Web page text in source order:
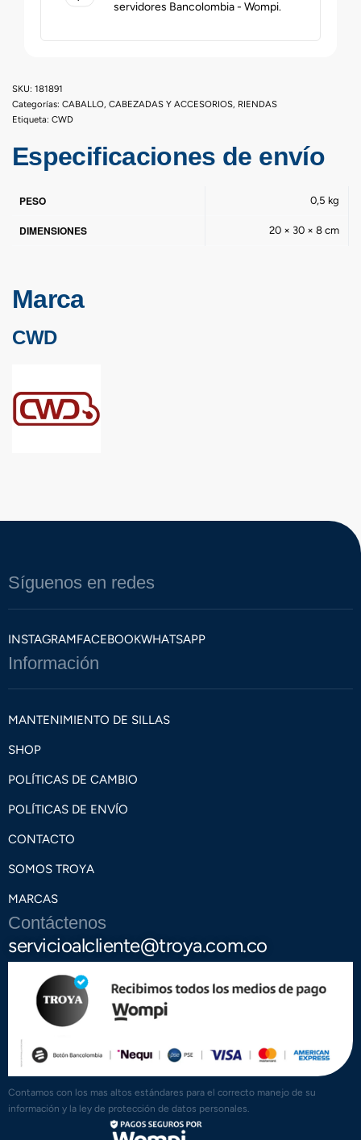
servidores Bancolombia - Wompi.
181891
Categorías: CABALLO, CABEZADAS Y ACCESORIOS, RIENDAS
Etiqueta: CWD
Especificaciones de envío
PESO 0,5 kg
DIMENSIONES 20 × 30 × 8 cm
Marca
CWD
Síguenos en redes
INSTAGRAMFACEBOOKWHATSAPP
Información
MANTENIMIENTO DE SILLAS
SHOP
POLÍTICAS DE CAMBIO
POLÍTICAS DE ENVÍO
CONTACTO
SOMOS TROYA
MARCAS
Contáctenos
servicioalcliente@troya.com.co
Contamos con los mas altos estándares para el correcto manejo de su
información y la ley de protección de datos personales.